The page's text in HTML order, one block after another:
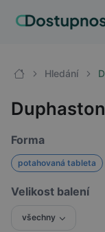
Hledání
Duphaston
Forma
potahovaná tableta
Velikost balení
všechny